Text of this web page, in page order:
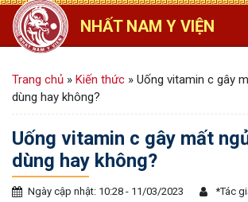
NHẤT NAM Y VIỆN
Trang chủ » Kiến thức » Uống vitamin c gây
dùng hay không?
Uống vitamin c gây mất
dùng hay không?
Ngày cập nhật: 10:28 - 11/03/2023 *Tác